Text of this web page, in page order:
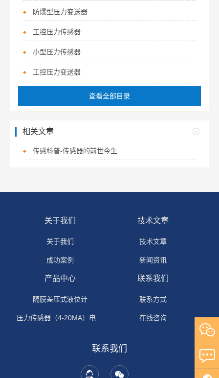
防爆型压力变送器
工控压力传感器
小型压力传感器
工控压力变送器
查看全部目录
相关文章
传感科普-传感器的前世今生
关于我们
关于我们
成功案例
技术文章
技术文章
新闻资讯
产品中心
隔膜差压式液位计
压力传感器（4-20MA）电流输出
联系我们
联系方式
在线咨询
联系我们